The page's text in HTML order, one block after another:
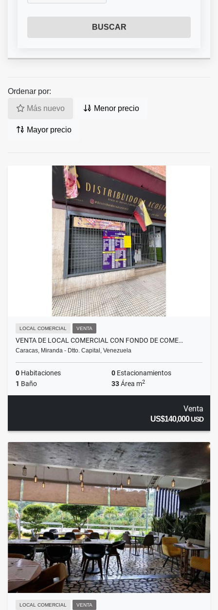
BUSCAR
Ordenar por:
Más nuevo Menor precio
Mayor precio
LOCAL COMERCIAL VENTA
VENTA DE LOCAL COMERCIAL CON FONDO DE COME…
Caracas, Miranda - Dtto. Capital, Venezuela
0 Habitaciones 0 Estacionamientos
1 Baño 33Área m2
Venta
US$140,000USD
LOCAL COMERCIAL VENTA